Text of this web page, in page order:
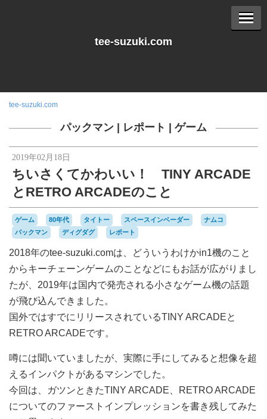
tee-suzuki.com
tee-suzuki.com
パックマン レポート ゲーム
2019年02月18日
ちいさくてかわいい！ TINY ARCADE
とRETRO ARCADEのこと
ゲーム 80年代 タイトー スペースインベーダー
ナムコ
パックマン
ディグダグ レポート
2018年のtee-suzuki.comは、どういうわけかin1機のこと
からキーチェーンゲームのことなどにもお話が広がりまし
たが、2019年は国内で発売される小さなゲーム機の話題
が飛び込んできました。
国外ではすでにリリースされているTINY ARCADEと
RETRO ARCADEです。
噂には聞いていましたが、実際に手にしてみると想像を超
えるインパクトがあるマシンでした。
今回は、ガツンときたTINY ARCADE、RETRO ARCADE
についてのファーストインプレッションを書き残してみた